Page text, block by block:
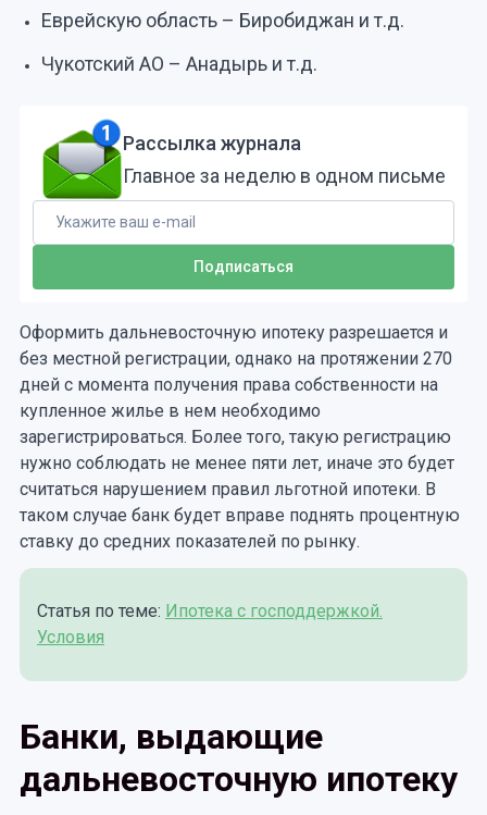
Еврейскую область – Биробиджан и т.д.
Чукотский АО – Анадырь и т.д.
Рассылка журнала
Главное за неделю в одном письме
Оформить дальневосточную ипотеку разрешается и
без местной регистрации, однако на протяжении 270
дней с момента получения права собственности на
купленное жилье в нем необходимо
зарегистрироваться. Более того, такую регистрацию
нужно соблюдать не менее пяти лет, иначе это будет
считаться нарушением правил льготной ипотеки. В
таком случае банк будет вправе поднять процентную
ставку до средних показателей по рынку.
Статья по теме: Ипотека с господдержкой.
Условия
Банки, выдающие
дальневосточную ипотеку